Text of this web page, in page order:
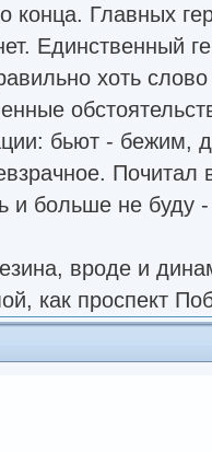
конца. Главных
Единственный
хоть
бьют -
Почитал
и больше не буду -
вроде и
как проспект